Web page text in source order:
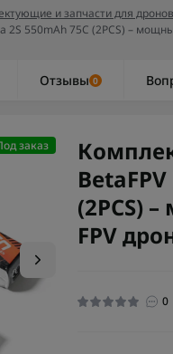
и запчасти для дронов
2S 550mAh 75C (2PCS) –
Отзывы 0
заказ
(2PCS)
FPV
0